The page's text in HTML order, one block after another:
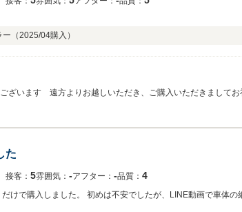
（2025/04購入）
ざいます 遠方よりお越しいただき、ご購入いただきまして
た
接客： 5雰囲気： ‐アフター： ‐品質： 4
けで購入しました。 初めは不安でしたが、LINE動画で車体